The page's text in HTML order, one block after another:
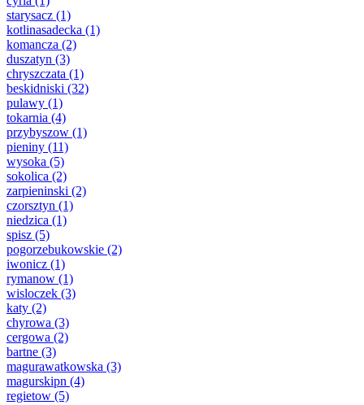
starysacz (1)
kotlinasadecka (1)
komancza (2)
duszatyn (3)
chryszczata (1)
beskidniski (32)
pulawy (1)
tokarnia (4)
przybyszow (1)
pieniny (11)
wysoka (5)
sokolica (2)
zarpieninski (2)
czorsztyn (1)
niedzica (1)
spisz (5)
pogorzebukowskie (2)
iwonicz (1)
rymanow (1)
wisloczek (3)
katy (2)
chyrowa (3)
cergowa (2)
bartne (3)
magurawatkowska (3)
magurskipn (4)
regietow (5)